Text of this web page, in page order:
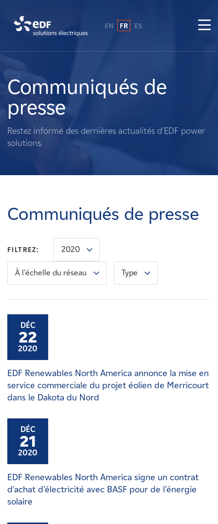
A propos de nous
Ce que nous faisons
Propriétaires fonciers
Carrières
Nouvelles
Contactez-nous
EN FR ES
Communiqués de
presse
Restez informé des dernières actualités d'EDF power
solutions.
Communiqués de presse
FILTREZ: 2020
À l'échelle du réseau Type
DÉC
22
2020
EDF Renewables North America annonce la mise en
service commerciale du projet éolien de Merricourt
dans le Dakota du Nord
DÉC
21
2020
EDF Renewables North America signe un contrat
d'achat d'électricité avec BASF pour de l'énergie
solaire